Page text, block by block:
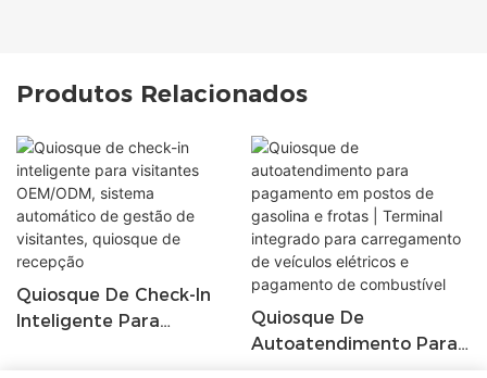
Produtos Relacionados
Quiosque De Check-In
Inteligente Para
Quiosque De
Autoatendimento Para